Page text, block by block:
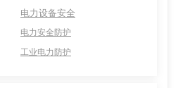
电力设备安全
电力安全防护
工业电力防护